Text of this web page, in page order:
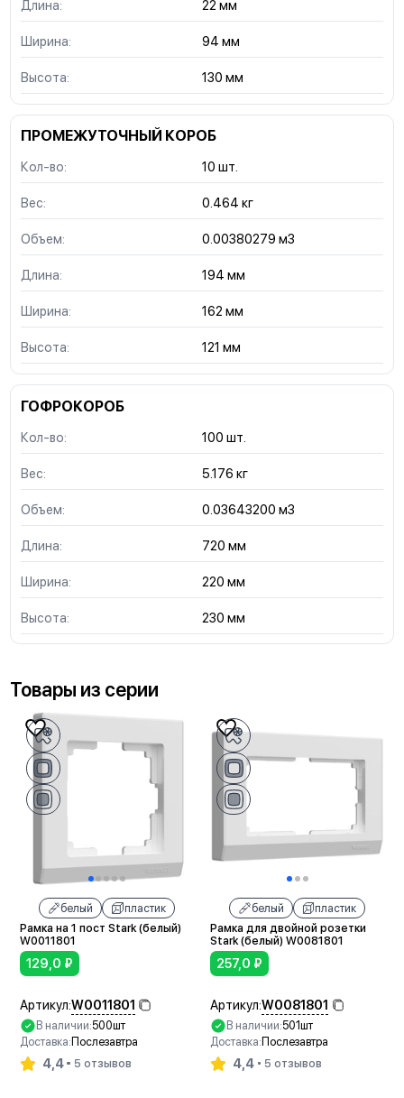
Длина: 22 мм
Ширина: 94 мм
Высота: 130 мм
ПРОМЕЖУТОЧНЫЙ КОРОБ
Кол-во: 10 шт.
Вес: 0.464 кг
Объем: 0.00380279 м3
Длина: 194 мм
Ширина: 162 мм
Высота: 121 мм
ГОФРОКОРОБ
Кол-во: 100 шт.
Вес: 5.176 кг
Объем: 0.03643200 м3
Длина: 720 мм
Ширина: 220 мм
Высота: 230 мм
Товары из серии
белый
пластик
Рамка на 1 пост Stark (белый)
W0011801
129,0 ₽
Артикул:W0011801
В наличии:500шт
Доставка: Послезавтра
4,4 5 отзывов
белый
пластик
Рамка для двойной розетки
Stark (белый) W0081801
257,0 ₽
Артикул:W0081801
В наличии:501шт
Доставка: Послезавтра
4,4 5 отзывов